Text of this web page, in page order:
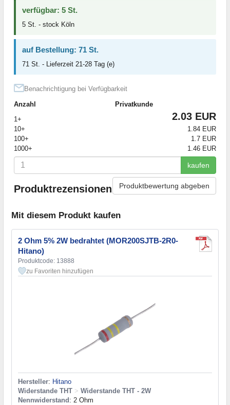
verfügbar: 5 St.
5 St. - stock Köln
auf Bestellung: 71 St.
71 St. - Lieferzeit 21-28 Tag (e)
Benachrichtigung bei Verfügbarkeit
Anzahl
Privatkunde
1+
2.03 EUR
10+
1.84 EUR
100+
1.7 EUR
1000+
1.46 EUR
kaufen
Produktrezensionen Produktbewertung abgeben
Mit diesem Produkt kaufen
2 Ohm 5% 2W bedrahtet (MOR200SJTB-2R0-
Hitano)
Produktcode: 13888
zu Favoriten hinzufügen
Hersteller: Hitano
Widerstande THT > Widerstande THT - 2W
Nennwiderstand : 2 Ohm